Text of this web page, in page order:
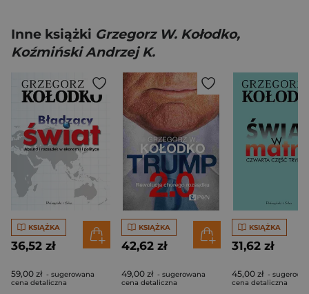
Inne książki Grzegorz W. Kołodko,
Koźmiński Andrzej K.
KSIĄŻKA
36,52 zł
59,00 zł - sugerowana
cena detaliczna
KSIĄŻKA
42,62 zł
49,00 zł - sugerowana
cena detaliczna
KSIĄŻKA
31,62 zł
45,00 zł -
cena detaliczna